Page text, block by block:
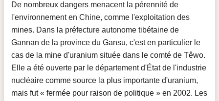
De nombreux dangers menacent la pérennité de
l'environnement en Chine, comme l'exploitation des
mines. Dans la préfecture autonome tibétaine de
Gannan de la province du Gansu, c'est en particulier le
cas de la mine d'uranium située dans le comté de Têwo.
Elle a été ouverte par le département d'État de l'industrie
nucléaire comme source la plus importante d'uranium,
mais fut « fermée pour raison de politique » en 2002. Les